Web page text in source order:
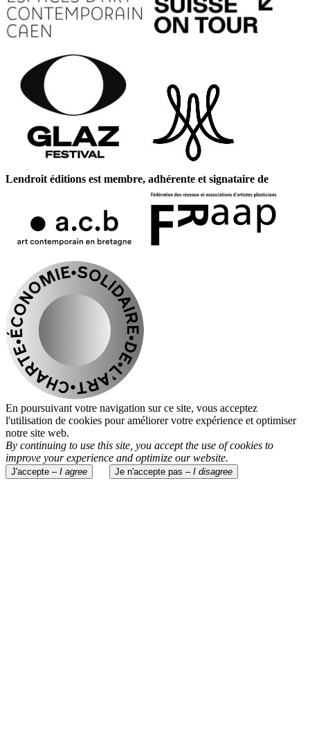
Lendroit éditions est membre, adhérente et signataire de
En poursuivant votre navigation sur ce site, vous acceptez
l'utilisation de cookies pour améliorer votre expérience et optimiser
notre site web.
By continuing to use this site, you accept the use of cookies to
improve your experience and optimize our website.
J'accepte – I agree Je n'accepte pas – I disagree